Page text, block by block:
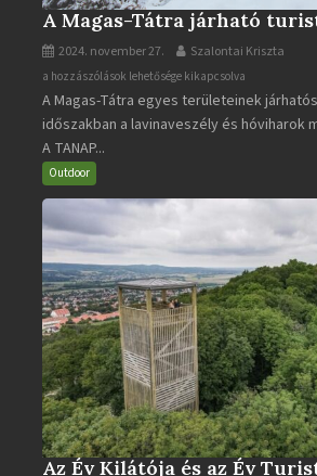
A Magas-Tátra járható
2024. november 27. Szalontai Kriszta
A
Magas-
Tátra
járható
turistaútjai
a hozzászólások lehetősége kikapcsolva
A Magas-Tátra egyes területeinek
időszakban a lavinaveszély és hóviharok
A TANAP...
Outdoor
Az Év Kilátója és az Év